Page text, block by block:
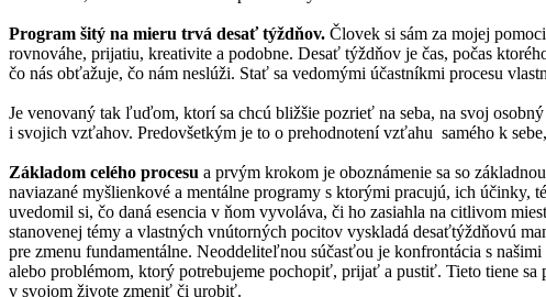
Program šitý na mieru trvá desať týždňov. Človek si sám za mojej
rovnováhe, prijatiu, kreativite a podobne. Desať týždňov je čas, počas
čo nás obťažuje, čo nám neslúži. Stať sa vedomými účastníkmi procesu
Je venovaný tak ľuďom, ktorí sa chcú bližšie pozrieť na seba, na svoj
i svojich vzťahov. Predovšetkým je to o prehodnotení vzťahu samého k
Základom celého procesu a prvým krokom je oboznámenie sa so
naviazané myšlienkové a mentálne programy s ktorými pracujú, ich účinky,
uvedomil si, čo daná esencia v ňom vyvoláva, či ho zasiahla na citlivom
stanovenej témy a vlastných vnútorných pocitov vyskladá desaťtýždňovú
pre zmenu fundamentálne. Neoddeliteľnou súčasťou je konfrontácia s
alebo problémom, ktorý potrebujeme pochopiť, prijať a pustiť. Tieto tiene
v svojom živote zmeniť či urobiť.